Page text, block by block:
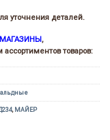
уточнения деталей.
,
товаров:
, МАЙЕР